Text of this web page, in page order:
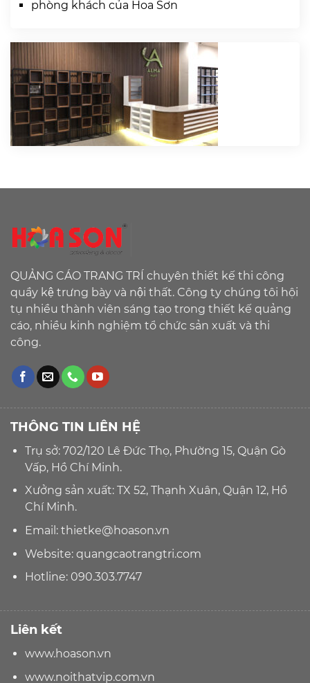
phòng khách của Hoa Sơn
QUẢNG CÁO TRANG TRÍ chuyên thiết kế thi công
quầy kệ trưng bày và nội thất. Công ty chúng tôi hội
tụ nhiều thành viên sáng tạo trong thiết kế quảng
cáo, nhiều kinh nghiệm tổ chức sản xuất và thi
công.
THÔNG TIN LIÊN HỆ
Trụ sở: 702/120 Lê Đức Thọ, Phường 15, Quận Gò
Vấp, Hồ Chí Minh.
Xưởng sản xuất: TX 52, Thạnh Xuân, Quận 12, Hồ
Chí Minh.
Email: thietke@hoason.vn
Website:quangcaotrangtri.com
Hotline: 090.303.7747
Liên kết
www.hoason.vn
www.noithatvip.com.vn